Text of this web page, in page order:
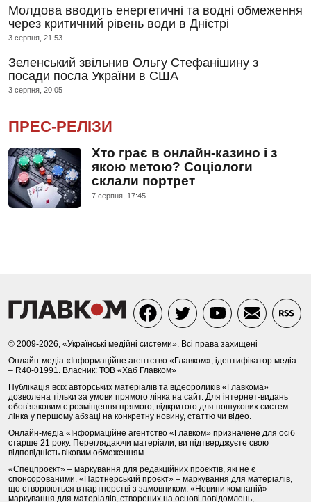
Молдова вводить енергетичні та водні обмеження
через критичний рівень води в Дністрі
3 серпня, 21:53
Зеленський звільнив Ольгу Стефанішину з
посади посла України в США
3 серпня, 20:05
ПРЕС-РЕЛІЗИ
Хто грає в онлайн-казино і з
якою метою? Соціологи
склали портрет
7 серпня, 17:45
© 2009-2026, «Українські медійні системи». Всі права захищені
Онлайн-медіа «Інформаційне агентство «Главком», ідентифікатор медіа
– R40-01991. Власник: ТОВ «Хаб Главком»
Публікація всіх авторських матеріалів та відеороликів «Главкома»
дозволена тільки за умови прямого лінка на сайт. Для інтернет-видань
обов’язковим є розміщення прямого, відкритого для пошукових систем
лінка у першому абзаці на конкретну новину, статтю чи відео.
Онлайн-медіа «Інформаційне агентство «Главком» призначене для осіб
старше 21 року. Переглядаючи матеріали, ви підтверджуєте свою
відповідність віковим обмеженням.
«Спецпроєкт» – маркування для редакційних проєктів, які не є
спонсорованими. «Партнерський проєкт» – маркування для матеріалів,
що створюються в партнерстві з замовником. «Новини компаній» –
маркування для матеріалів, створених на основі повідомлень,